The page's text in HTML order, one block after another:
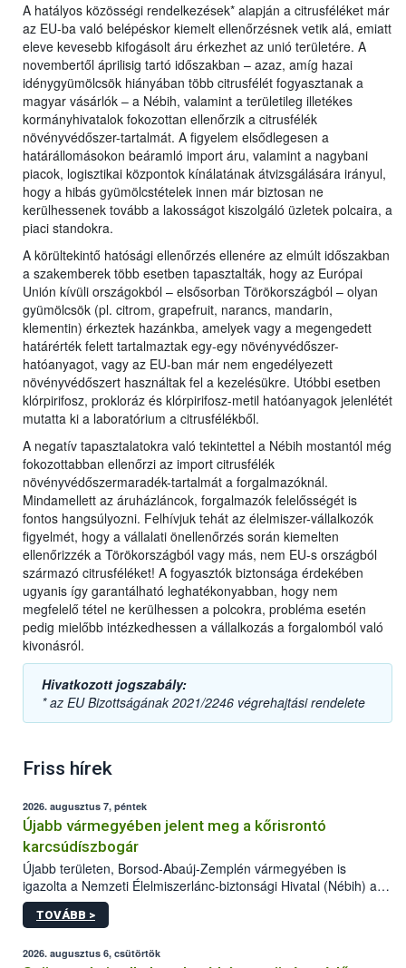
A hatályos közösségi rendelkezések* alapján a citrusféléket már
az EU-ba való belépéskor kiemelt ellenőrzésnek vetik alá, emiatt
eleve kevesebb kifogásolt áru érkezhet az unió területére. A
novembertől áprilisig tartó időszakban – azaz, amíg hazai
idénygyümölcsök hiányában több citrusfélét fogyasztanak a
magyar vásárlók – a Nébih, valamint a területileg illetékes
kormányhivatalok fokozottan ellenőrzik a citrusfélék
növényvédőszer-tartalmát. A figyelem elsődlegesen a
határállomásokon beáramló import áru, valamint a nagybani
piacok, logisztikai központok kínálatának átvizsgálására irányul,
hogy a hibás gyümölcstételek innen már biztosan ne
kerülhessenek tovább a lakosságot kiszolgáló üzletek polcaira, a
piaci standokra.
A körültekintő hatósági ellenőrzés ellenére az elmúlt időszakban
a szakemberek több esetben tapasztalták, hogy az Európai
Unión kívüli országokból – elsősorban Törökországból – olyan
gyümölcsök (pl. citrom, grapefruit, narancs, mandarin,
klementin) érkeztek hazánkba, amelyek vagy a megengedett
határérték felett tartalmaztak egy-egy növényvédőszer-
hatóanyagot, vagy az EU-ban már nem engedélyezett
növényvédőszert használtak fel a kezelésükre. Utóbbi esetben
klórpirifosz, prokloráz és klórpirifosz-metil hatóanyagok jelenlétét
mutatta ki a laboratórium a citrusfélékből.
A negatív tapasztalatokra való tekintettel a Nébih mostantól még
fokozottabban ellenőrzi az import citrusfélék
növényvédőszermaradék-tartalmát a forgalmazóknál.
Mindamellett az áruházláncok, forgalmazók felelősségét is
fontos hangsúlyozni. Felhívjuk tehát az élelmiszer-vállalkozók
figyelmét, hogy a vállalati önellenőrzés során kiemelten
ellenőrizzék a Törökországból vagy más, nem EU-s országból
származó citrusféléket! A fogyasztók biztonsága érdekében
ugyanis így garantálható leghatékonyabban, hogy nem
megfelelő tétel ne kerülhessen a polcokra, probléma esetén
pedig mielőbb intézkedhessen a vállalkozás a forgalomból való
kivonásról.
Hivatkozott jogszabály:
* az EU Bizottságának 2021/2246 végrehajtási rendelete
Friss hírek
2026. augusztus 7, péntek
Újabb vármegyében jelent meg a kőrisrontó
karcsúdíszbogár
Újabb területen, Borsod-Abaúj-Zemplén vármegyében is
igazolta a Nemzeti Élelmiszerlánc-biztonsági Hivatal (Nébih) a
kőrisrontó karcsúdíszbogár (Agrilus planipennis) jelenlétét. A
kártevőt nem csak színcsapdában találták meg, de már fertőzött
az intenzív felderítést, emellett az intézkedéseket a szlovák
TOVÁBB >
2026. augusztus 6, csütörtök